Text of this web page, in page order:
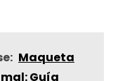
Maqueta
Guía